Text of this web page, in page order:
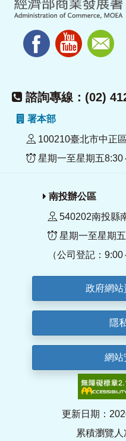
諮詢專線：(02)
署本部
100210臺北市中正
星期一至星期五8:30
南投辦公區
540202南投縣
星期一至星期
（公司登記：
政府網站
隱
網站
更新日期：
累積瀏覽